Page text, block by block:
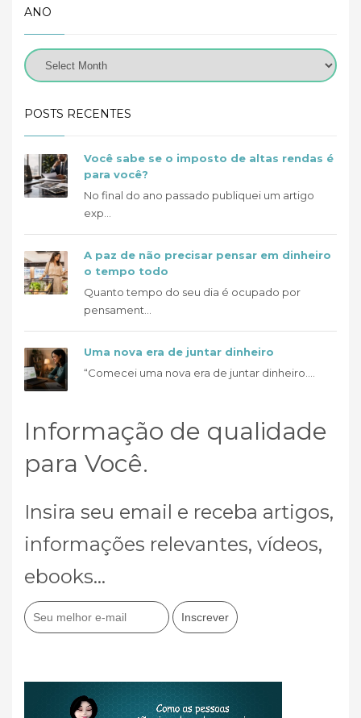
ANO
POSTS RECENTES
Você sabe se o imposto de altas rendas é
para você?
No final do ano passado publiquei um artigo
exp...
A paz de não precisar pensar em dinheiro
o tempo todo
Quanto tempo do seu dia é ocupado por
pensament...
Uma nova era de juntar dinheiro
“Comecei uma nova era de juntar dinheiro....
Informação de qualidade
para Você.
Insira seu email e receba artigos,
informações relevantes, vídeos,
ebooks...